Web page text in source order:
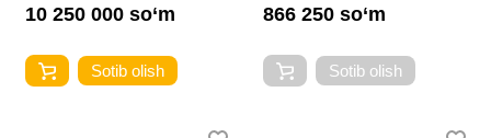
10 250 000 so‘m
Sotib olish
866 250 so‘m
Sotib olish